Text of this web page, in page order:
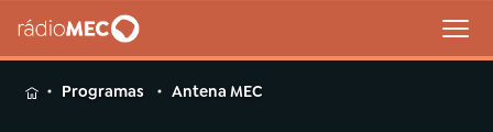
MENUProgramas Antena MEC